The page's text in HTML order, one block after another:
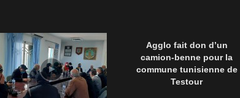
Agglo fait don d’un
camion-benne pour la
commune tunisienne de
Testour